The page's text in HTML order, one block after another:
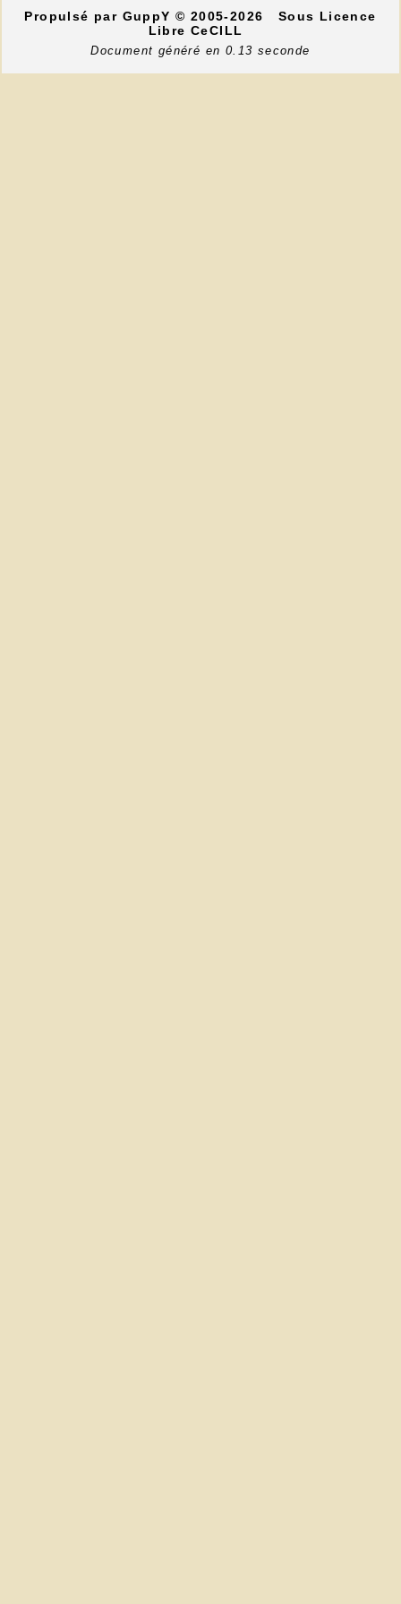
Propulsé par GuppY© 2005-2026
Sous Licence
Libre CeCILL
Document généré en 0.13 seconde